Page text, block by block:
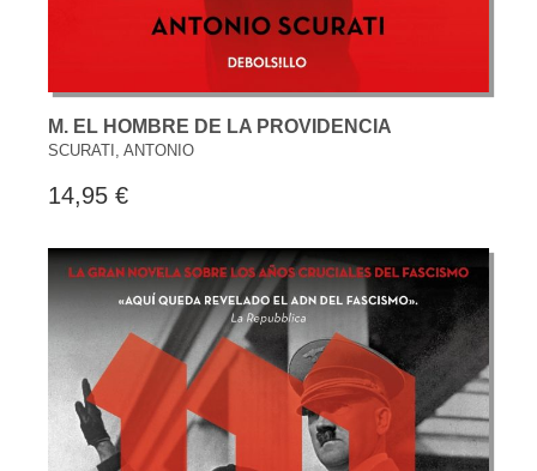
M. EL HOMBRE DE LA PROVIDENCIA
SCURATI, ANTONIO
14,95 €